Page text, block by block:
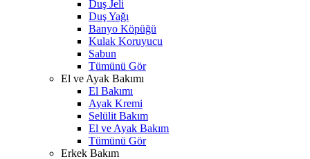
Duş Jeli
Duş Yağı
Banyo Köpüğü
Kulak Koruyucu
Sabun
Tümünü Gör
El ve Ayak Bakımı
El Bakımı
Ayak Kremi
Selülit Bakım
El ve Ayak Bakım
Tümünü Gör
Erkek Bakım